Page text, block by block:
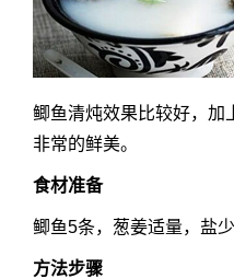
鲫鱼清炖效果比较好，加
非常的鲜美。
食材准备
鲫鱼5条，葱姜适量，盐少
方法步骤